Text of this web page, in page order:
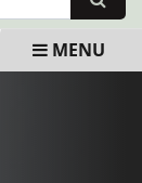
E DEFINEM
MENU